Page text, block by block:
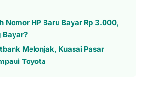
Nomor HP Baru Bayar Rp 3.000,
Bayar?
Melonjak, Kuasai Pasar
Toyota